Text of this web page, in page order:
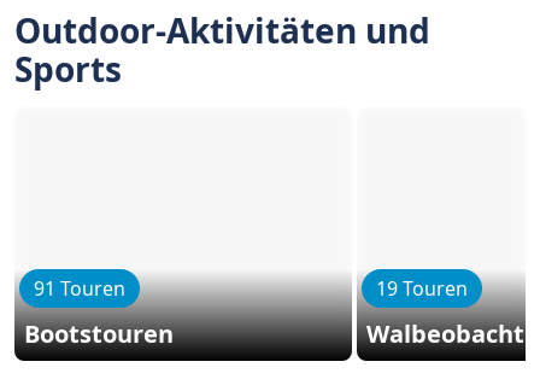
Outdoor-Aktivitäten und
Sports
91 Touren
Bootstouren
19 Touren